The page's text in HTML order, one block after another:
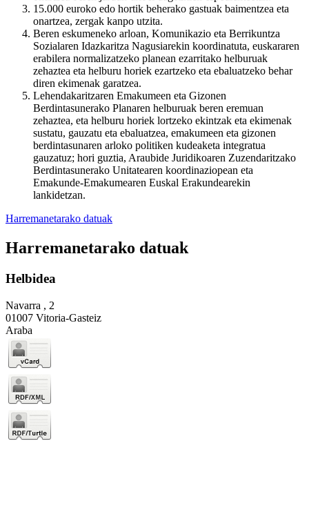
15.000 euroko edo hortik beherako gastuak baimentzea eta
onartzea, zergak kanpo utzita.
Beren eskumeneko arloan, Komunikazio eta Berrikuntza
Sozialaren Idazkaritza Nagusiarekin koordinatuta, euskararen
erabilera normalizatzeko planean ezarritako helburuak
zehaztea eta helburu horiek ezartzeko eta ebaluatzeko behar
diren ekimenak garatzea.
Lehendakaritzaren Emakumeen eta Gizonen
Berdintasunerako Planaren helburuak beren eremuan
zehaztea, eta helburu horiek lortzeko ekintzak eta ekimenak
sustatu, gauzatu eta ebaluatzea, emakumeen eta gizonen
berdintasunaren arloko politiken kudeaketa integratua
gauzatuz; hori guztia, Araubide Juridikoaren Zuzendaritzako
Berdintasunerako Unitatearen koordinaziopean eta
Emakunde-Emakumearen Euskal Erakundearekin
lankidetzan.
Harremanetarako datuak
Harremanetarako datuak
Helbidea
Navarra , 2
01007 Vitoria-Gasteiz
Araba